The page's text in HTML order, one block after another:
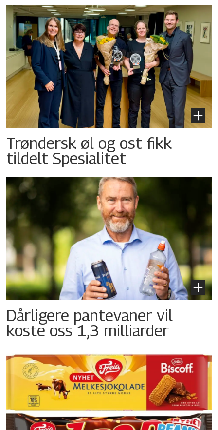
Trøndersk øl og ost fikk
tildelt Spesialitet
Dårligere pantevaner vil
koste oss 1,3 milliarder